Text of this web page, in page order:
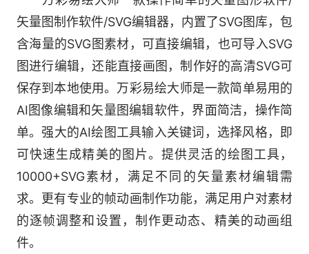
矢量图制作软件/SVG编辑器，内置了SVG图库，包
含海量的SVG图素材，可直接编辑，也可导入SVG
图进行编辑，还能直接画图，制作好的高清SVG可
保存到本地使用。万彩易绘大师是一款简单易用的
AI图像编辑和矢量图编辑软件，界面简洁，操作简
单。强大的AI绘图工具输入关键词，选择风格，即
可快速生成精美的图片。提供灵活的绘图工具，
10000+SVG素材，满足不同的矢量素材编辑需
求。更有专业的帧动画制作功能，满足用户对素材
的逐帧调整和设置，制作更动态、精美的动画组
件。